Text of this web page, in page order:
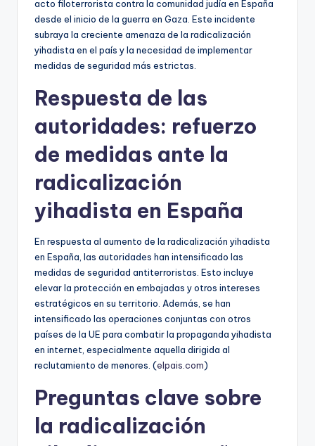
acto filoterrorista contra la comunidad judía en España
desde el inicio de la guerra en Gaza. Este incidente
subraya la creciente amenaza de la radicalización
yihadista en el país y la necesidad de implementar
medidas de seguridad más estrictas.
Respuesta de las
autoridades: refuerzo
de medidas ante la
radicalización
yihadista en España
En respuesta al aumento de la radicalización yihadista
en España, las autoridades han intensificado las
medidas de seguridad antiterroristas. Esto incluye
elevar la protección en embajadas y otros intereses
estratégicos en su territorio. Además, se han
intensificado las operaciones conjuntas con otros
países de la UE para combatir la propaganda yihadista
en internet, especialmente aquella dirigida al
reclutamiento de menores. (elpais.com)
Preguntas clave sobre
la radicalización